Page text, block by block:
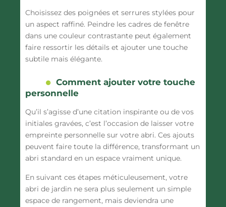
Choisissez des poignées et serrures stylées pour
un aspect raffiné. Peindre les cadres de fenêtre
dans une couleur contrastante peut également
faire ressortir les détails et ajouter une touche
subtile mais élégante.
Comment ajouter votre touche
personnelle
Qu’il s’agisse d’une citation inspirante ou de vos
initiales gravées, c’est l’occasion de laisser votre
empreinte personnelle sur votre abri. Ces ajouts
peuvent faire toute la différence, transformant un
abri standard en un espace vraiment unique.
En suivant ces étapes méticuleusement, votre
abri de jardin ne sera plus seulement un simple
espace de rangement, mais deviendra une